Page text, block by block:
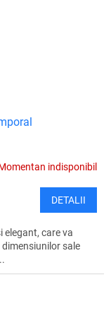
indisponibil
DETALII
elegant, care va
sale